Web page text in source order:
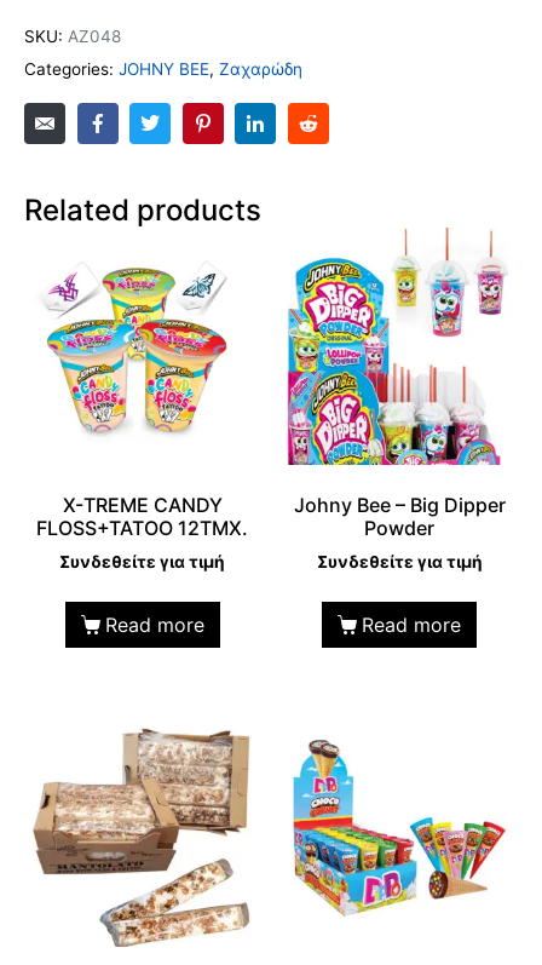
SKU: AZ048
Categories: JOHNY BEE, Ζαχαρώδη
Related products
Χ-TREME CANDY
FLOSS+TATOO 12TMX.
Συνδεθείτε για τιμή
Read more
Johny Bee – Big Dipper
Powder
Συνδεθείτε για τιμή
Read more